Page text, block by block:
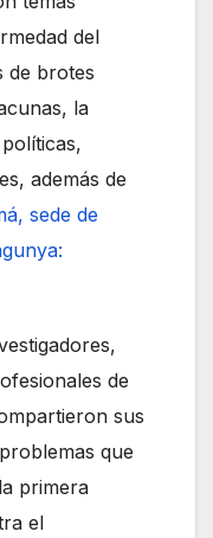
del
de brotes
la
además de
sede de
de
sus
que
primera
el